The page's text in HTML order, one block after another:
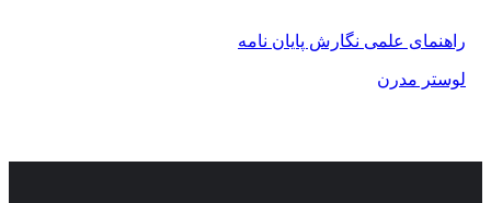
راهنمای علمی نگارش پایان نامه
لوستر مدرن